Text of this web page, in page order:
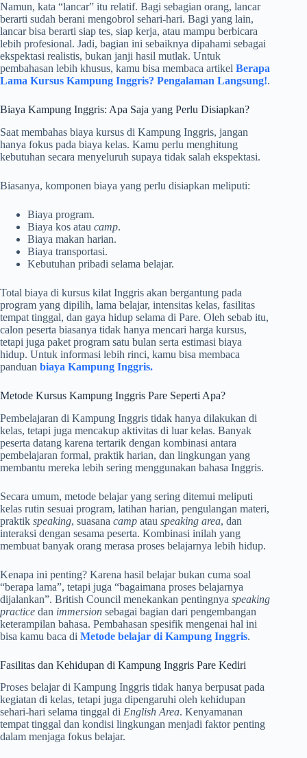
Namun, kata “lancar” itu relatif. Bagi sebagian orang, lancar
berarti sudah berani mengobrol sehari-hari. Bagi yang lain,
lancar bisa berarti siap tes, siap kerja, atau mampu berbicara
lebih profesional. Jadi, bagian ini sebaiknya dipahami sebagai
ekspektasi realistis, bukan janji hasil mutlak. Untuk
pembahasan lebih khusus, kamu bisa membaca artikel Berapa
Lama Kursus Kampung Inggris? Pengalaman Langsung!.
Biaya Kampung Inggris: Apa Saja yang Perlu Disiapkan?
Saat membahas biaya kursus di Kampung Inggris, jangan
hanya fokus pada biaya kelas. Kamu perlu menghitung
kebutuhan secara menyeluruh supaya tidak salah ekspektasi.
Biasanya, komponen biaya yang perlu disiapkan meliputi:
Biaya program.
Biaya kos atau camp.
Biaya makan harian.
Biaya transportasi.
Kebutuhan pribadi selama belajar.
Total biaya di kursus kilat Inggris akan bergantung pada
program yang dipilih, lama belajar, intensitas kelas, fasilitas
tempat tinggal, dan gaya hidup selama di Pare. Oleh sebab itu,
calon peserta biasanya tidak hanya mencari harga kursus,
tetapi juga paket program satu bulan serta estimasi biaya
hidup. Untuk informasi lebih rinci, kamu bisa membaca
panduan biaya Kampung Inggris.
Metode Kursus Kampung Inggris Pare Seperti Apa?
Pembelajaran di Kampung Inggris tidak hanya dilakukan di
kelas, tetapi juga mencakup aktivitas di luar kelas. Banyak
peserta datang karena tertarik dengan kombinasi antara
pembelajaran formal, praktik harian, dan lingkungan yang
membantu mereka lebih sering menggunakan bahasa Inggris.
Secara umum, metode belajar yang sering ditemui meliputi
kelas rutin sesuai program, latihan harian, pengulangan materi,
praktik speaking, suasana camp atau speaking area, dan
interaksi dengan sesama peserta. Kombinasi inilah yang
membuat banyak orang merasa proses belajarnya lebih hidup.
Kenapa ini penting? Karena hasil belajar bukan cuma soal
“berapa lama”, tetapi juga “bagaimana proses belajarnya
dijalankan”. British Council menekankan pentingnya speaking
practice dan immersion sebagai bagian dari pengembangan
keterampilan bahasa. Pembahasan spesifik mengenai hal ini
bisa kamu baca di Metode belajar di Kampung Inggris.
Fasilitas dan Kehidupan di Kampung Inggris Pare Kediri
Proses belajar di Kampung Inggris tidak hanya berpusat pada
kegiatan di kelas, tetapi juga dipengaruhi oleh kehidupan
sehari-hari selama tinggal di English Area. Kenyamanan
tempat tinggal dan kondisi lingkungan menjadi faktor penting
dalam menjaga fokus belajar.